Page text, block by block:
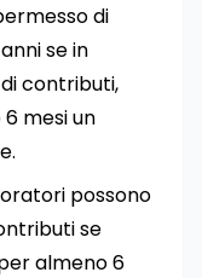
di
se in
contributi,
mesi un
possono
se
almeno 6